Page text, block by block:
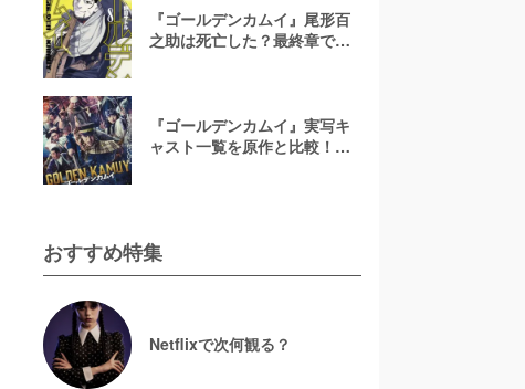
『ゴールデンカムイ』尾形百
之助は死亡した？最終章で明
『ゴールデンカムイ』実写キ
ャスト一覧を原作と比較！続
おすすめ特集
Netflixで次何観る？